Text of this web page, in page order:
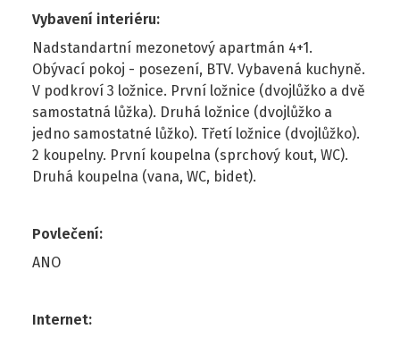
Vybavení interiéru:
Nadstandartní mezonetový apartmán 4+1.
Obývací pokoj - posezení, BTV. Vybavená kuchyně.
V podkroví 3 ložnice. První ložnice (dvojlůžko a dvě
samostatná lůžka). Druhá ložnice (dvojlůžko a
jedno samostatné lůžko). Třetí ložnice (dvojlůžko).
2 koupelny. První koupelna (sprchový kout, WC).
Druhá koupelna (vana, WC, bidet).
Povlečení:
ANO
Internet: